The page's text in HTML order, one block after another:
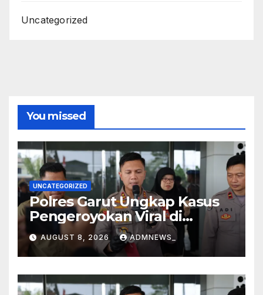
Uncategorized
You missed
UNCATEGORIZED
Polres Garut Ungkap Kasus
Pengeroyokan Viral di
Tarogong Kaler, Berawal dari
Knalpot Brong
AUGUST 8, 2026 ADMNEWS_